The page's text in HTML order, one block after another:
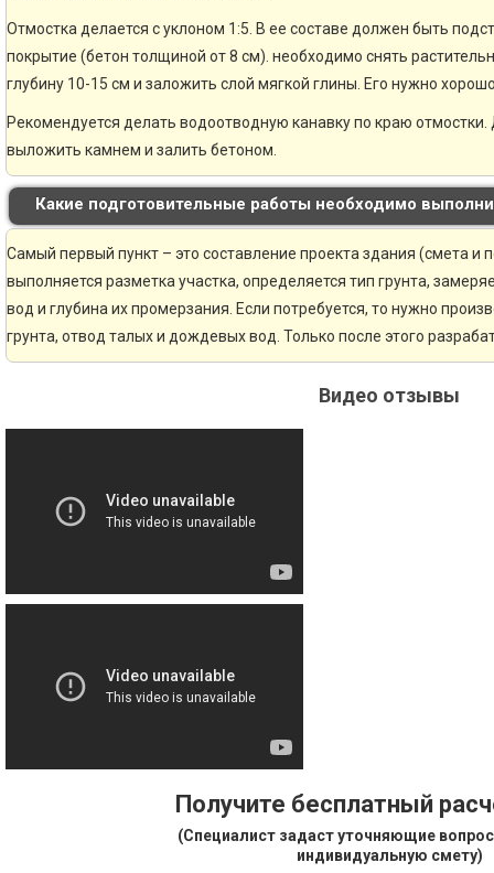
Отмостка делается с уклоном 1:5. В ее составе должен быть
покрытие (бетон толщиной от 8 см). необходимо снять
глубину 10-15 см и заложить слой мягкой глины. Его нужно
Рекомендуется делать водоотводную канавку по краю
выложить камнем и залить бетоном.
Какие подготовительные работы необходимо
Самый первый пункт – это составление проекта здания (смета и
выполняется разметка участка, определяется тип грунта,
вод и глубина их промерзания. Если потребуется, то нужно
грунта, отвод талых и дождевых вод. Только после этого
Видео отзывы
Получите бесплатный
(Специалист задаст уточняющие
индивидуальную смету)